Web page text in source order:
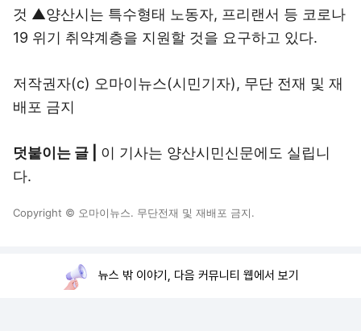
것 ▲양산시는 특수형태 노동자, 프리랜서 등 코로나
19 위기 취약계층을 지원할 것을 요구하고 있다.
저작권자(c) 오마이뉴스(시민기자), 무단 전재 및 재
배포 금지
덧붙이는 글 | 이 기사는 양산시민신문에도 실립니
다.
Copyright © 오마이뉴스. 무단전재 및 재배포 금지.
뉴스 밖 이야기, 다음 커뮤니티 웹에서 보기